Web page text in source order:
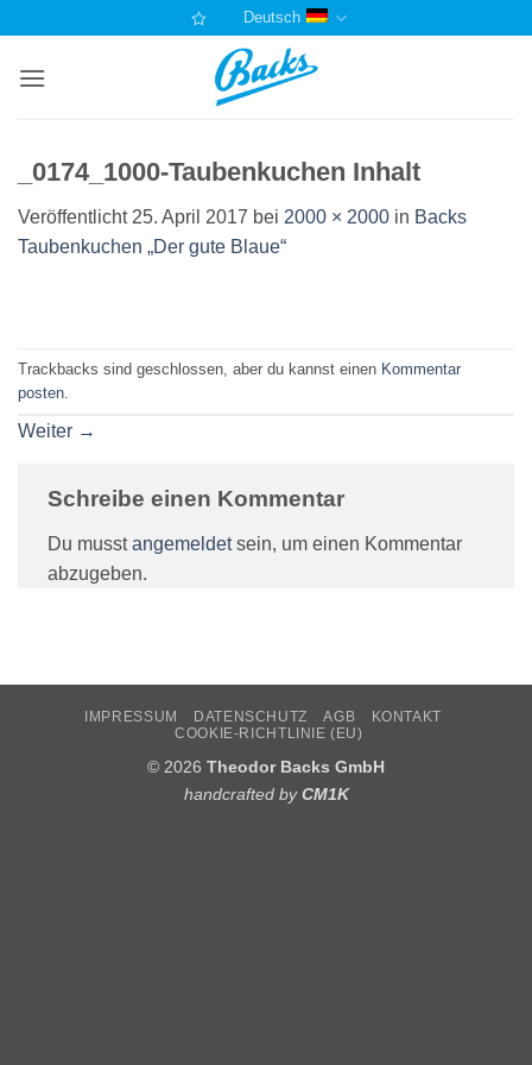
springen
Deutsch
_0174_1000-Taubenkuchen Inhalt
Veröffentlicht 25. April 2017 bei 2000 × 2000 in Backs
Taubenkuchen „Der gute Blaue“
Trackbacks sind geschlossen, aber du kannst einen Kommentar
posten
Weiter →
Schreibe einen Kommentar
Du musstangemeldetsein, um einen Kommentar
abzugeben.
IMPRESSUM DATENSCHUTZ AGB
KONTAKT
COOKIE-RICHTLINIE (EU)
© 2026 Theodor Backs GmbH
handcrafted byCM1K